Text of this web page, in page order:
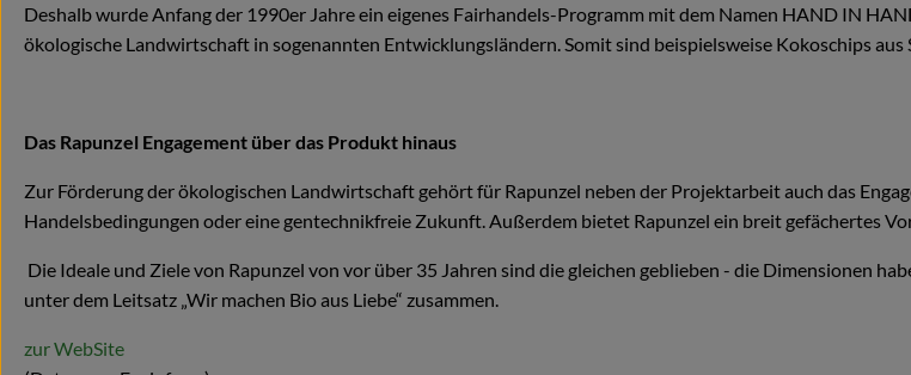
Deshalb wurde Anfang der 1990er Jahre ein eigenes Fairhandels-Programm mit dem Namen HAND IN
ökologische Landwirtschaft in sogenannten Entwicklungsländern. Somit sind beispielsweise Kokoschips
Das Rapunzel Engagement über das Produkt hinaus
Zur Förderung der ökologischen Landwirtschaft gehört für Rapunzel neben der Projektarbeit auch das
Handelsbedingungen oder eine gentechnikfreie Zukunft. Außerdem bietet Rapunzel ein breit gefächertes
Die Ideale und Ziele von Rapunzel von vor über 35 Jahren sind die gleichen geblieben - die Dimensionen
unter dem Leitsatz „Wir machen Bio aus Liebe“ zusammen.
zur WebSite